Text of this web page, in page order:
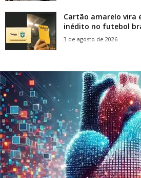
Cartão amarelo vira
inédito no futebol
3 de agosto de 2026